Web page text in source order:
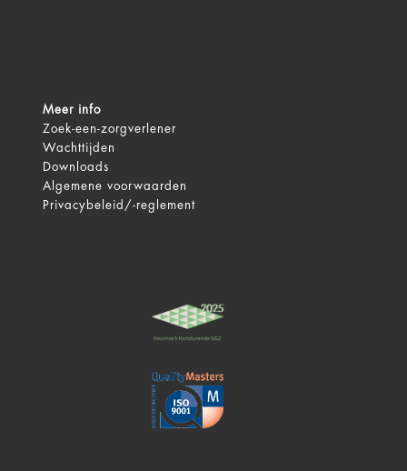
Meer info
Zoek-een-zorgverlener
Wachttijden
Downloads
Algemene voorwaarden
Privacybeleid/-reglement